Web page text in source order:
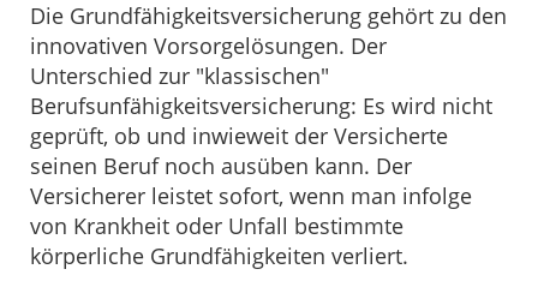
Die Grundfähigkeitsversicherung gehört zu den
innovativen Vorsorgelösungen. Der
Unterschied zur "klassischen"
Berufsunfähigkeitsversicherung: Es wird nicht
geprüft, ob und inwieweit der Versicherte
seinen Beruf noch ausüben kann. Der
Versicherer leistet sofort, wenn man infolge
von Krankheit oder Unfall bestimmte
körperliche Grundfähigkeiten verliert.